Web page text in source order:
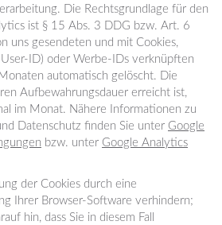
Die Rechtsgrundlage für den
ist § 15 Abs. 3 DDG bzw. Art. 6
uns gesendeten und mit Cookies,
ID) oder Werbe-IDs verknüpften
automatisch gelöscht. Die
Aufbewahrungsdauer erreicht ist,
im Monat. Nähere Informationen zu
Datenschutz finden Sie unter Google
bzw. unter Google Analytics
der Cookies durch eine
Ihrer Browser-Software verhindern;
hin, dass Sie in diesem Fall